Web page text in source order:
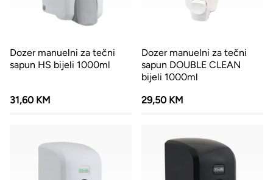
Dozer manuelni za tečni
sapun HS bijeli 1000ml
31,60 KM
Dozer manuelni za tečni
sapun DOUBLE CLEAN
bijeli 1000ml
29,50 KM